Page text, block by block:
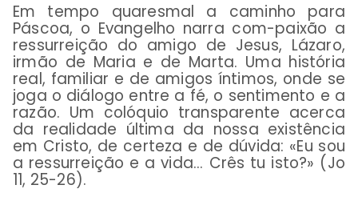
Em tempo quaresmal a caminho para
Páscoa, o Evangelho narra com-paixão a
ressurreição do amigo de Jesus, Lázaro,
irmão de Maria e de Marta. Uma história
real, familiar e de amigos íntimos, onde se
joga o diálogo entre a fé, o sentimento e a
razão. Um colóquio transparente acerca
da realidade última da nossa existência
em Cristo, de certeza e de dúvida: «Eu sou
a ressurreição e a vida... Crês tu isto?» (Jo
11, 25-26).